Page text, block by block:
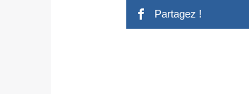
Partagez !